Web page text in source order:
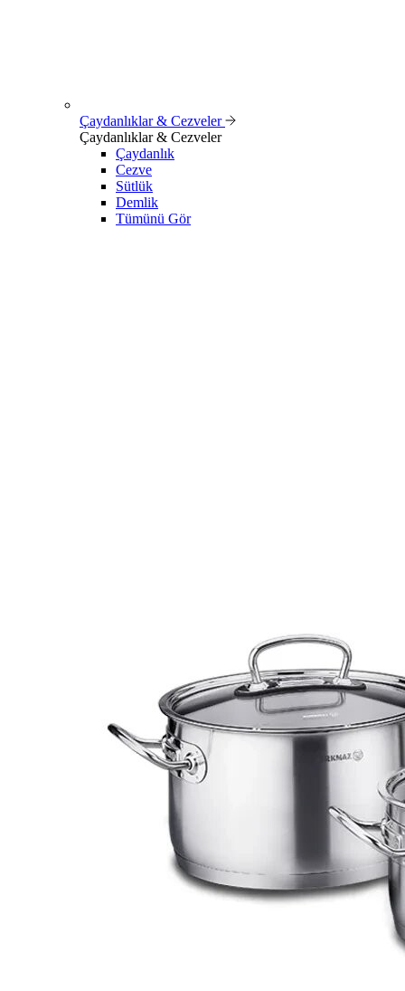
Çaydanlıklar & Cezveler
Çaydanlıklar & Cezveler
Çaydanlık
Cezve
Sütlük
Demlik
Tümünü Gör